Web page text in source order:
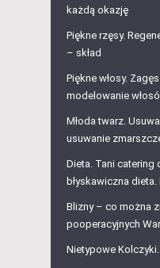
każdą okazję
Piękne rzęsy.
– skład
Piękne włosy.
modelowanie
Młoda twarz.
usuwanie
Dieta. Tani catering
błyskawiczna
Blizny – co można
pooperacyjnych
Nietypowe